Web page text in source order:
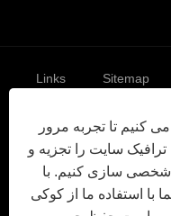
کنیم تا تجربه مرور
ترافیک سایت را تجزیه و
شخصی سازی کنیم. با
با استفاده ما از کوکی
Links Sitemap